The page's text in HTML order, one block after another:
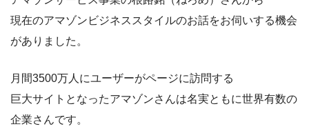
現在のアマゾンビジネススタイルのお話をお伺いする機会
がありました。
月間3500万人にユーザーがページに訪問する
巨大サイトとなったアマゾンさんは名実ともに世界有数の
企業さんです。